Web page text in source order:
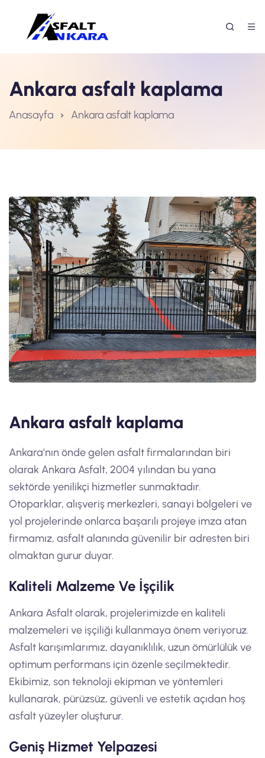
Ankara asfalt kaplama
Anasayfa Ankara asfalt kaplama
Ankara asfalt kaplama
Ankara’nın önde gelen asfalt firmalarından biri
olarak Ankara Asfalt, 2004 yılından bu yana
sektörde yenilikçi hizmetler sunmaktadır.
Otoparklar, alışveriş merkezleri, sanayi bölgeleri ve
yol projelerinde onlarca başarılı projeye imza atan
firmamız, asfalt alanında güvenilir bir adresten biri
olmaktan gurur duyar.
Kaliteli Malzeme Ve İşçilik
Ankara Asfalt olarak, projelerimizde en kaliteli
malzemeleri ve işçiliği kullanmaya önem veriyoruz.
Asfalt karışımlarımız, dayanıklılık, uzun ömürlülük ve
optimum performans için özenle seçilmektedir.
Ekibimiz, son teknoloji ekipman ve yöntemleri
kullanarak, pürüzsüz, güvenli ve estetik açıdan hoş
asfalt yüzeyler oluşturur.
Geniş Hizmet Yelpazesi